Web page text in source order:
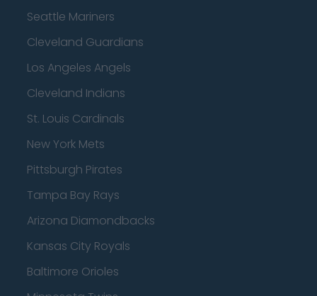
Seattle Mariners
Cleveland Guardians
Los Angeles Angels
Cleveland Indians
St. Louis Cardinals
New York Mets
Pittsburgh Pirates
Tampa Bay Rays
Arizona Diamondbacks
Kansas City Royals
Baltimore Orioles